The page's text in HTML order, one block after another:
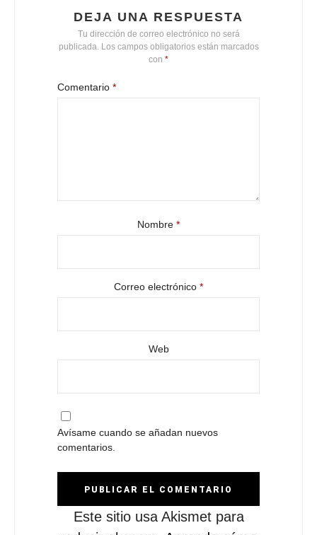
DEJA UNA RESPUESTA
Tu dirección de correo electrónico no será
publicada. Los campos obligatorios están marcados
con *
Comentario *
Nombre *
Correo electrónico *
Web
Avísame cuando se añadan nuevos
comentarios.
Este sitio usa Akismet para